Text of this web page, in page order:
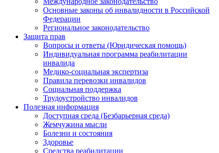
Основные законы об инвалидности в Российской
Федерации
Региональное законодательство
Защита прав
Вопросы и ответы (Юридическая помощь)
Индивидуальная программа реабилитации
инвалида
Медико-социальная экспертиза
Правила перевозки инвалидов
Социальная поддержка
Трудоустройство инвалидов
Полезная информация
Доступная среда (Безбарьерная среда)
Жемчужина мысли
Болезни и состояния
Здоровье
Средства реабилитации